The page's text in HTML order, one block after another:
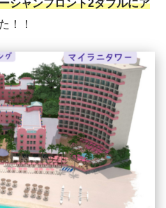
シャンフロント2ダブルにア
！！